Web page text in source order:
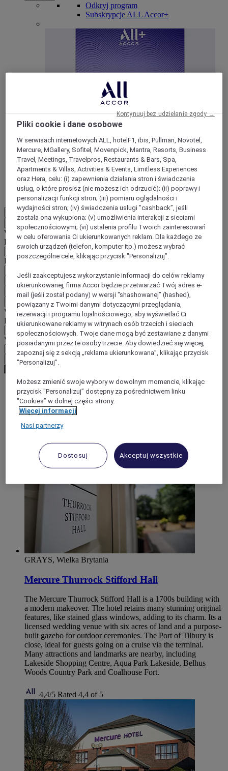
Odkryj program
Subskrypcje ALL Accor+
15% znizki przez cały ro k na pobyty w ponad 30
markach
DOŁĄCZ TERAZ
Więcej
Wstecz
Wybierz kraj i język poniżej
Region
Kraj/region-język
Potwierdź kraj i język
(€)
Wstecz
Wybierz walutę poniżej
Region
Waluta
Potwierdź walutę
World
Europe
United Kingdom
Dartford
GRAYS, Wielka Brytania
Mercure Thurrock Stifford Hall
The Mercure Thurrock Stifford Hall is a 1700s building with
a modern makeover. The hotel retains many stunning original
features, like stained glass windows, adding to its charm. Its a
licensed wedding venue with six acres of land and a purpose-
built gazebo for outdoor ceremonies. The Port of Tilbury is
close, ideal for guests going on a cruise via the terminal.
Many attractions and landmarks are nearby, including
Lakeside Shopping Centre, Aqua Park Lakeside, Belhus
Woods Country Park and Coalhouse Fort.
4,4/5 Rated 4,4 of 5
Pliki cookie i dane osobowe
W serwisach internetowych ALL, hotelF1, ibis, Pullman, Novotel,
Mercure, MGallery, Sofitel, Movenpick, Mantra, Resorts, Business
Travel, Meetings, Travelpros, Restaurants & Bars, Spa,
Apartments & Villas, Activities & Events, Limitless Experiences
oraz Hera, celu: (i) zapewnienia działania stron i świadczenia
usług, o które prosisz (nie możesz ich odrzucić); (ii) poprawy i
personalizacji funkcji stron; (iii) pomiaru oglądalności i
wydajności stron; (iv) świadczenia usługi "cashback”, jeśli
została ona wykupiona; (v) umożliwienia interakcji z sieciami
społecznościowymi; (vi) ustalenia profilu Twoich zainteresowań
w celu oferowania Ci ukierunkowanych reklam. Dla każdego ze
swoich urządzeń (telefon, komputer itp.) możesz wybrać
poszczególne cele, klikając przycisk "Personalizuj”.
Jeśli zaakceptujesz wykorzystanie informacji do celów reklamy
ukierunkowanej, firma Accor będzie przetwarzać Twój adres e-
mail (jeśli został podany) w wersji "shashowanej” (hashed),
powiązany z Twoimi danymi dotyczącymi przeglądania,
rezerwacji i programu lojalnościowego, aby wyświetlać Ci
ukierunkowane reklamy w witrynach osób trzecich i sieciach
społecznościowych. Twoje dane mogą być zestawiane z danymi
posiadanymi przez te osoby trzecie. Aby dowiedzieć się więcej,
zapoznaj się z sekcją „reklama ukierunkowana”, klikając przycisk
"Personalizuj”.
Możesz zmienić swoje wybory w dowolnym momencie, klikając
przycisk "Personalizuj” dostępny za pośrednictwem linku
"Cookies” w dolnej części strony.
Więcej informacji
Nasi partnerzy
Dostosuj Akceptuj wszystkie
Kontynuuj bez udzielania zgody →